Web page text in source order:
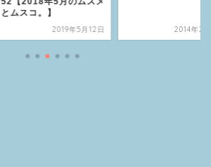
とムスコ。】
2019年5月12日 2014年2